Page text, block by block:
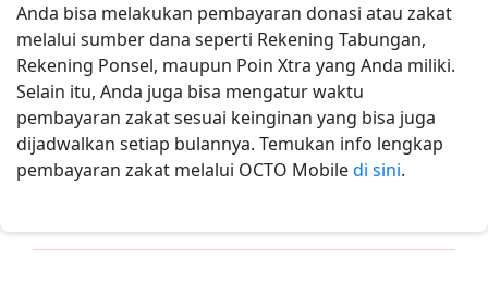
Anda bisa melakukan pembayaran donasi atau zakat
melalui sumber dana seperti Rekening Tabungan,
Rekening Ponsel, maupun Poin Xtra yang Anda miliki.
Selain itu, Anda juga bisa mengatur waktu
pembayaran zakat sesuai keinginan yang bisa juga
dijadwalkan setiap bulannya. Temukan info lengkap
pembayaran zakat melalui OCTO Mobiledi sini.